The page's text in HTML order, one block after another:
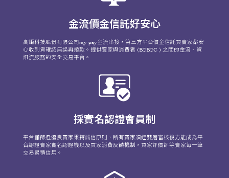
金流價金信託好安心
高鉅科技股份有限公司my pay金流串接，第三方平台價金信託買賣家都安
心收到貨確認無誤再撥款。提供賣家與消費者 (B2B2C ) 之間的金流、資
訊流服務的安全交易平台。
採實名認證會員制
平台僅篩選優良賣家秉持誠信原則，所有賣家須經雙層審核後方能成為平
台認證賣家實名認證機以及買家消費反饋機制，買家評價評等賣家每一筆
交易累積信用。